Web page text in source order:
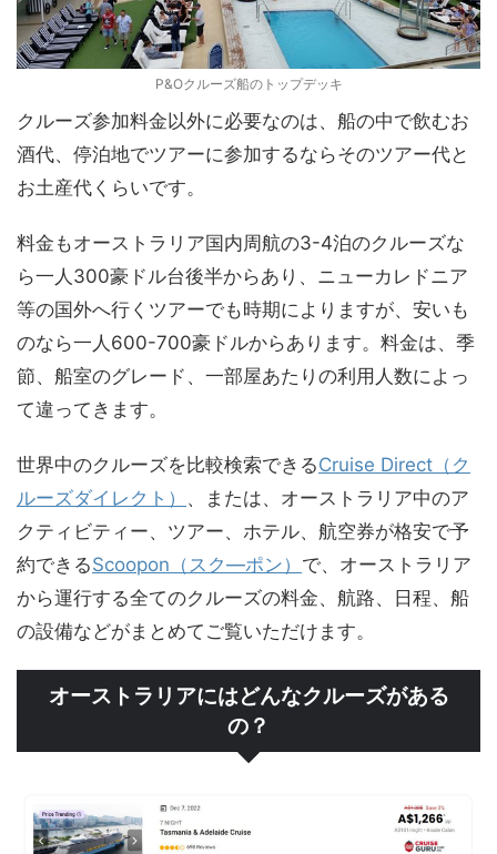
P&Oクルーズ船のトップデッキ
クルーズ参加料金以外に必要なのは、船の中で飲むお
酒代、停泊地でツアーに参加するならそのツアー代と
お土産代くらいです。
料金もオーストラリア国内周航の3-4泊のクルーズな
ら一人300豪ドル台後半からあり、ニューカレドニア
等の国外へ行くツアーでも時期によりますが、安いも
のなら一人600-700豪ドルからあります。料金は、季
節、船室のグレード、一部屋あたりの利用人数によっ
て違ってきます。
世界中のクルーズを比較検索できるCruise Direct（ク
ルーズダイレクト） 、または、オーストラリア中のア
クティビティー、ツアー、ホテル、航空券が格安で予
約できるScoopon（スク―ポン） で、オーストラリア
から運行する全てのクルーズの料金、航路、日程、船
の設備などがまとめてご覧いただけます。
オーストラリアにはどんなクルーズがある
の？